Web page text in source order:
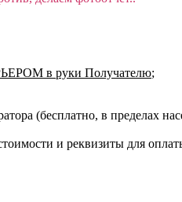
в руки Получателю;
(бесплатно, в пределах
и реквизиты для